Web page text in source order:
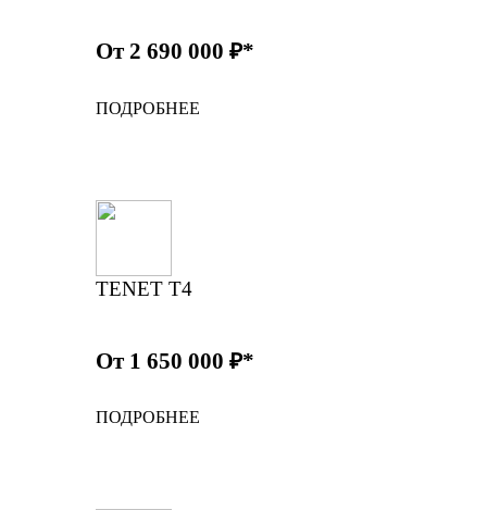
От 2 690 000 ₽*
ПОДРОБНЕЕ
TENET T4
От 1 650 000 ₽*
ПОДРОБНЕЕ